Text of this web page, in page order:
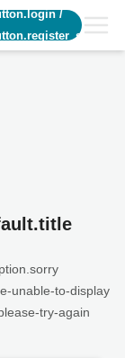
/
unable-to-display
try-again